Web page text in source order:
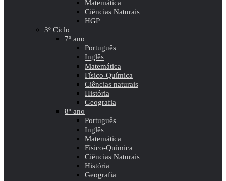
Matemática
Ciências Naturais
HGP
3º Ciclo
7º ano
Português
Inglês
Matemática
Físico-Química
Ciências naturais
História
Geografia
8º ano
Português
Inglês
Matemática
Físico-Química
Ciências Naturais
História
Geografia